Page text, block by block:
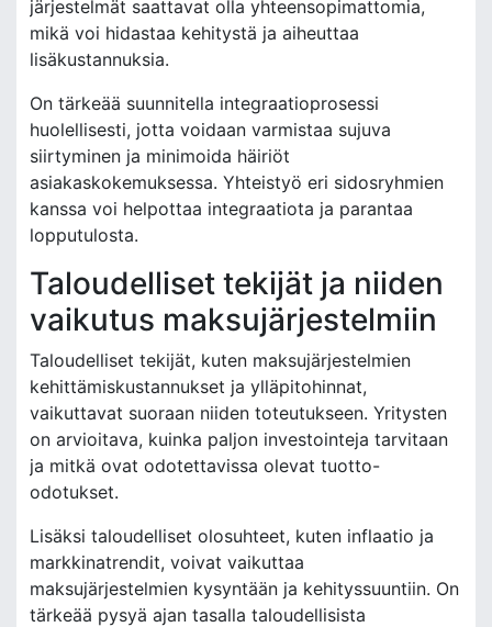
järjestelmät saattavat olla yhteensopimattomia,
mikä voi hidastaa kehitystä ja aiheuttaa
lisäkustannuksia.
On tärkeää suunnitella integraatioprosessi
huolellisesti, jotta voidaan varmistaa sujuva
siirtyminen ja minimoida häiriöt
asiakaskokemuksessa. Yhteistyö eri sidosryhmien
kanssa voi helpottaa integraatiota ja parantaa
lopputulosta.
Taloudelliset tekijät ja niiden
vaikutus maksujärjestelmiin
Taloudelliset tekijät, kuten maksujärjestelmien
kehittämiskustannukset ja ylläpitohinnat,
vaikuttavat suoraan niiden toteutukseen. Yritysten
on arvioitava, kuinka paljon investointeja tarvitaan
ja mitkä ovat odotettavissa olevat tuotto-
odotukset.
Lisäksi taloudelliset olosuhteet, kuten inflaatio ja
markkinatrendit, voivat vaikuttaa
maksujärjestelmien kysyntään ja kehityssuuntiin. On
tärkeää pysyä ajan tasalla taloudellisista